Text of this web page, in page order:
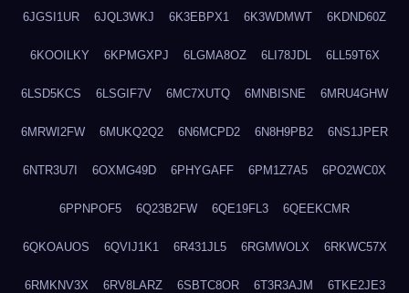
6JGSI1UR 6JQL3WKJ 6K3EBPX1 6K3WDMWT 6KDND60Z
6KOOILKY 6KPMGXPJ 6LGMA8OZ 6LI78JDL 6LL59T6X
6LSD5KCS 6LSGIF7V 6MC7XUTQ 6MNBISNE 6MRU4GHW
6MRWI2FW 6MUKQ2Q2 6N6MCPD2 6N8H9PB2 6NS1JPER
6NTR3U7I 6OXMG49D 6PHYGAFF 6PM1Z7A5 6PO2WC0X
6PPNPOF5 6Q23B2FW 6QE19FL3 6QEEKCMR
6QKOAUOS 6QVIJ1K1 6R431JL5 6RGMWOLX 6RKWC57X
6RMKNV3X 6RV8LARZ 6SBTC8OR 6T3R3AJM 6TKE2JE3